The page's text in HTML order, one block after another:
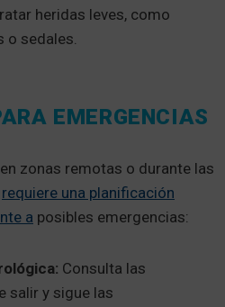
heridas leves, como
o sedales.
EMERGENCIAS
zonas remotas o durante las
requiere una planificación
a posibles emergencias:
Consulta las
salir y sigue las